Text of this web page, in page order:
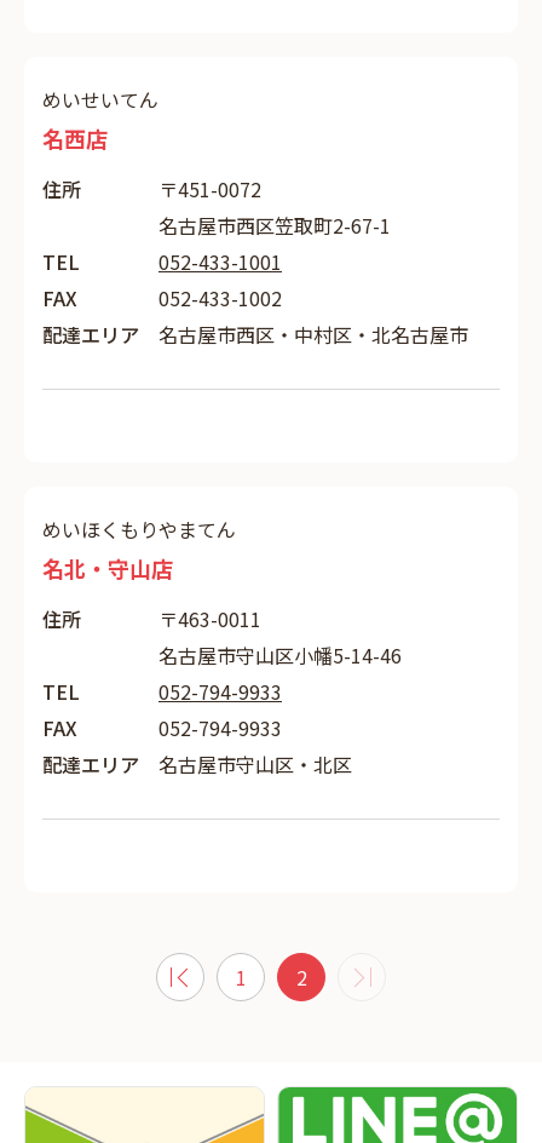
めいせいてん
名西店
住所
〒451-0072
名古屋市西区笠取町2-67-1
TEL
052-433-1001
FAX
052-433-1002
配達エリア
名古屋市西区・中村区・北名古屋市
めいほくもりやまてん
名北・守山店
住所
〒463-0011
名古屋市守山区小幡5-14-46
TEL
052-794-9933
FAX
052-794-9933
配達エリア
名古屋市守山区・北区
1 2